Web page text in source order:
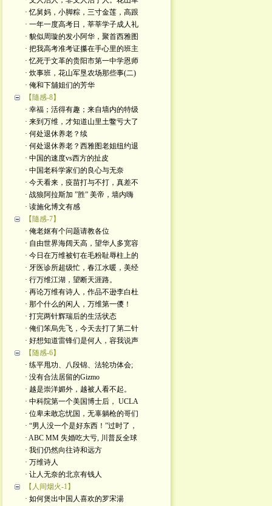
· 忆舅妈，小脚粽，三寸金莲，高跟
· 一年一度高考日，莘莘学子成人礼
· 貌似周璇的发小阿华，聚首西雅图
· 把我高考准考证攥在手心里的班主
· 忆死于文革的贵阳市第一中学恩师
· 炊事班，花山军垦农场那些事(二)
· 俺和下舖姐们的芳华
【隨感-8】
· 幸福；活得有趣；来自墙内的特级
· 来到万维，才知道山里土鳖亏大了
· 何处退休养老？续
· 何处退休养老？西雅图老姐纽约退
· 中国的速度vs西方的扯皮
· 中国老科学家们的良心与无奈
· 今天看来，疫苗打与不打，真差不
· 战狼阿拉斯加 ”胜” 美帝，墙内嗨
· 读施化博文有感
【隨感-7】
· 俺老妪有个问题请教各位
· 自由世界海阔天高，望华人多宽容
· 今日在万维被钉在毛粉耻辱柱上的
· 牙医诊所超级忙，春江水暖，美经
· 行万维江湖，望断天涯路。
· 再论万维有诗人，作品不逊李白杜
· 那个什么的闲人，万维第一儍！
· 打完两针辉瑞后的生活状态
· 俺们笨烏先飞，今天去打了第二针
· 好想知道雷锋们是何人，容我说声
【随感-6】
· 练平甩功、八段锦、法轮功体会;
· 没有合法居留的Gizmo
· 越是崇洋媚外，越被人看不起。
· 中科院第一个美国博士后， UCLA
· 位卑未敢忘忧国，无辜躺枪的哥们
· “男人没一个是好东西！”过时了，
· ABC MM 失婚吃大亏, 川普反全球
· 我们仍然向往诗和远方
· 万维诗人
· 让人无奈的北京有钱人
【人间烟火-1】
· 如何煲出中国人喜欢的罗宋湯